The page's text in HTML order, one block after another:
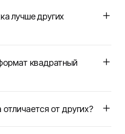
лучше других
квадратный
от других?